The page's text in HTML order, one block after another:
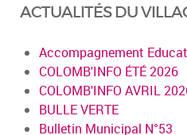
ACTUALITÉS DU
Accompagnement
COLOMB'INFO ÉTÉ 2026
COLOMB'INFO AVRIL
BULLE VERTE
Bulletin Municipal N°53